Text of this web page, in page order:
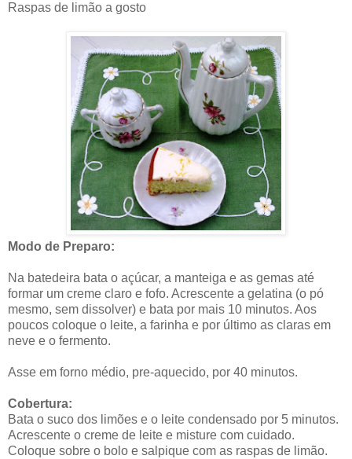
Raspas de limão a gosto
Modo de Preparo:
Na batedeira bata o açúcar, a manteiga e as gemas até
formar um creme claro e fofo. Acrescente a gelatina (o pó
mesmo, sem dissolver) e bata por mais 10 minutos. Aos
poucos coloque o leite, a farinha e por último as claras em
neve e o fermento.
Asse em forno médio, pre-aquecido, por 40 minutos.
Cobertura:
Bata o suco dos limões e o leite condensado por 5 minutos.
Acrescente o creme de leite e misture com cuidado.
Coloque sobre o bolo e salpique com as raspas de limão.